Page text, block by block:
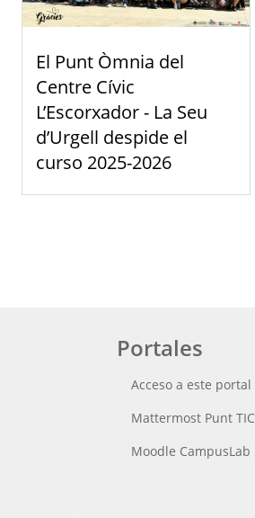
El Punt Òmnia del
Centre Cívic
L’Escorxador - La Seu
d’Urgell despide el
curso 2025-2026
Portales
Acceso a este portal
Mattermost Punt TIC
Moodle CampusLab